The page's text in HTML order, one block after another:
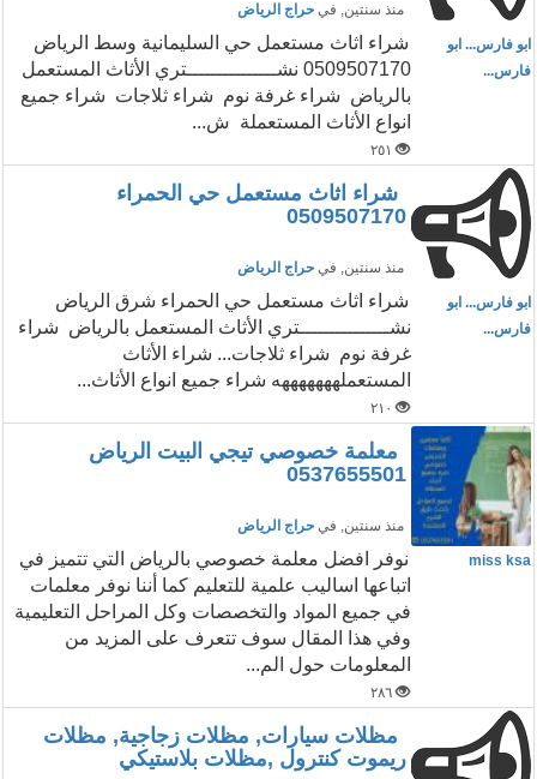
منذ سنتين, في حراج الرياض
ابو فارس... ابو
فارس...
شراء اثاث مستعمل حي السليمانية وسط الرياض
0509507170 نشـــــــــــــــتري الأثاث المستعمل
بالرياض شراء غرفة نوم شراء ثلاجات شراء جميع
انواع الأثاث المستعملة ش...
٢٥١
شراء اثاث مستعمل حي الحمراء
0509507170
منذ سنتين, في حراج الرياض
ابو فارس... ابو
فارس...
شراء اثاث مستعمل حي الحمراء شرق الرياض
نشـــــــــــــــتري الأثاث المستعمل بالرياض شراء
غرفة نوم شراء ثلاجات... شراء الأثاث
المستعملهههههههه شراء جميع انواع الأثاث...
٢١٠
معلمة خصوصي تيجي البيت الرياض
0537655501
منذ سنتين, في حراج الرياض
miss ksa
نوفر افضل معلمة خصوصي بالرياض التي تتميز في
اتباعها اساليب علمية للتعليم كما أننا نوفر معلمات
في جميع المواد والتخصصات وكل المراحل التعليمية
وفي هذا المقال سوف تتعرف على المزيد من
المعلومات حول الم...
٢٨٦
مظلات سيارات, مظلات زجاجية, مظلات
ريموت كنترول ,مظلات بلاستيكي